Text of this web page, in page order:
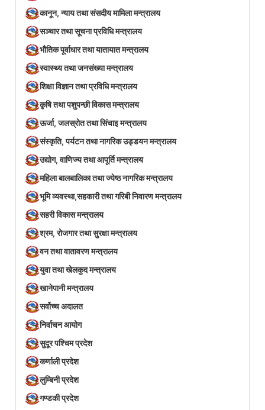
कानून, न्याय तथा संसदीय मामिला मन्त्रालय
सञ्‍चार तथा सूचना प्रविधि मन्त्रालय
भौतिक पूर्वाधार तथा यातायात मन्त्रालय
स्वास्थ्य तथा जनसंख्या मन्त्रालय
शिक्षा विज्ञान तथा प्रविधि मन्त्रालय
कृषि तथा पशुपन्छी विकास मन्त्रालय
ऊर्जा, जलस्रोत तथा सिंचाइ मन्त्रालय
संस्कृति, पर्यटन तथा नागरिक उड्डयन मन्त्रालय
उद्योग, वाणिज्य तथा आपूर्ति मन्त्रालय
महिला बालबालिका तथा ज्येष्ठ नागरिक मन्त्रालय
भूमि व्यवस्था,सहकारी तथा गरिबी निवारण मन्त्रालय
सहरी विकास मन्त्रालय
श्रम, रोजगार तथा सुरक्षा मन्त्रालय
वन तथा वातावरण मन्त्रालय
युवा तथा खेलकुद मन्त्रालय
खानेपानी मन्त्रालय
सर्वोच्च अदालत
निर्वाचन आयोग
सुदूर पश्चिम प्रदेश
कर्णाली प्रदेश
लुम्बिनी प्रदेश
गण्डकी प्रदेश